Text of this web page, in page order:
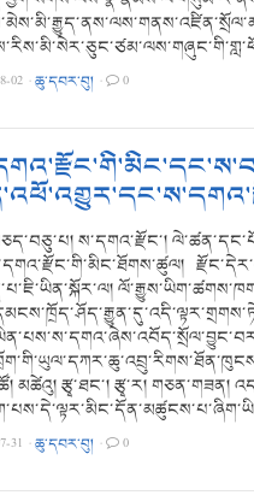
02 ·ཆུ་དབར་བུ། · 0
ས་དགའ་རྫོང་།
མཚེའུ། རྩྭ་ཐང་། རྩྭ་ར། གཅན་གཟན།
31 ·ཆུ་དབར་བུ། · 0